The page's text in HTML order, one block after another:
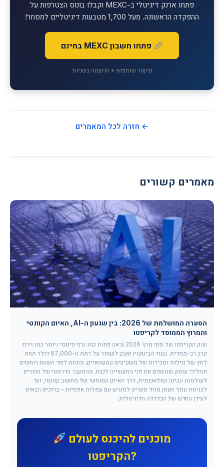
פתחו ארנק דיגיטלי ב-MEXC וקבלו בונוס הצטרפות על
ההפקדה הראשונה. מעל 1,700 מטבעות דיגיטליים למסחר!
פתחו חשבון MEXC בחינם
קישור שותפות • הרשמה בשניות
← חזרה לכל המאמרים
מאמרים קשורים
הסערה המושלמת של 2026: בין שגעון ה-AI, האיום הקוונטי
והמרוץ הממוסד לקריפטו
שוק הקריפטו של סוף מרץ 2026 נראה פחות כמו גרף פיננסי ויותר כמו זירת
קרב רב-ממדית. בעוד הביטקוין נאבק לשמור על רמת ה-67,000 דולר תחת
לחץ של נזילות ומכירות של משקיעים קמעונאיים, מתחת לפני השטח רוחשים
תהליכי עומק שמשנים את פני התעשייה לנצח. מהמעבר הדרמטי של הכורים
לעולמות הבינה המלאכותית, דרך האיום המוחשי של מחשוב קוונטי, ועד
לכניסת ענקי הענק מוול סטריט למגרש עם עמלות אפסיות – ברוכים הבאים
לעידן החדש של הכלכלה הדיגיטלית.
הקריפטו?